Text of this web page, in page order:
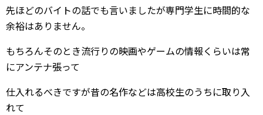
先ほどのバイトの話でも言いましたが専門学生に時間的な
余裕はありません。
もちろんそのとき流行りの映画やゲームの情報くらいは常
にアンテナ張って
仕入れるべきですが昔の名作などは高校生のうちに取り入
れて